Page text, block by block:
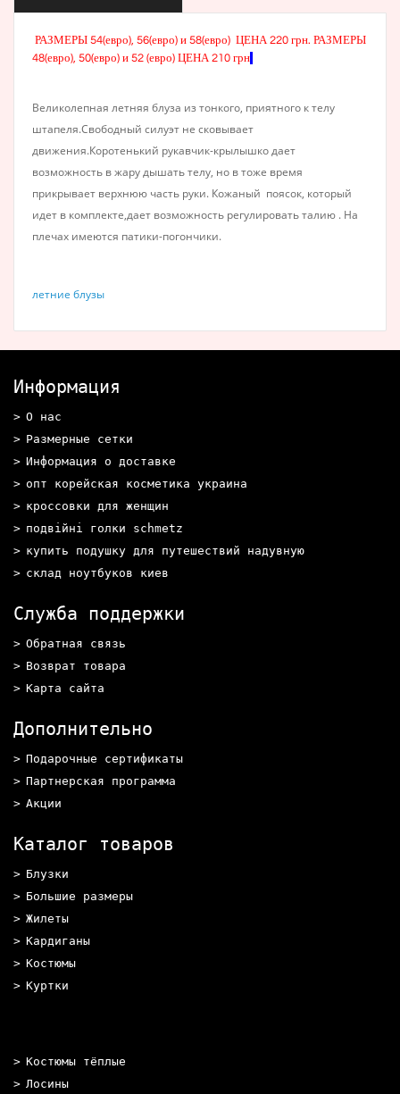
РАЗМЕРЫ 54(евро), 56(евро) и 58(евро) ЦЕНА 220 грн. РАЗМЕРЫ
48(евро), 50(евро) и 52 (евро) ЦЕНА 210 грн
Великолепная летняя блуза из тонкого, приятного к телу
штапеля.Свободный силуэт не сковывает
движения.Коротенький рукавчик-крылышко дает
возможность в жару дышать телу, но в тоже время
прикрывает верхнюю часть руки. Кожаный поясок, который
идет в комплекте,дает возможность регулировать талию . На
плечах имеются патики-погончики.
летние блузы
Информация
О нас
Размерные сетки
Информация о доставке
опт корейская косметика украина
кроссовки для женщин
подвійні голки schmetz
купить подушку для путешествий надувную
склад ноутбуков киев
Служба поддержки
Обратная связь
Возврат товара
Карта сайта
Дополнительно
Подарочные сертификаты
Партнерская программа
Акции
Каталог товаров
Блузки
Большие размеры
Жилеты
Кардиганы
Костюмы
Куртки
Костюмы тёплые
Лосины